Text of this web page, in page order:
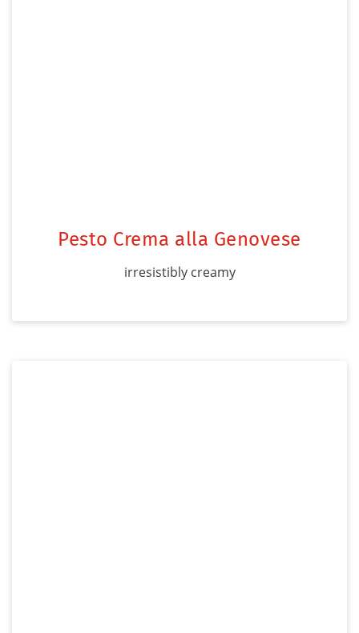
Pesto Crema alla Genovese
irresistibly creamy